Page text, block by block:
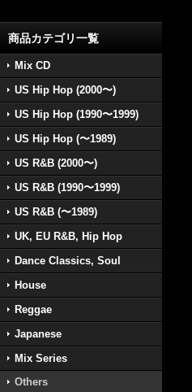
商品カテゴリ一覧
Mix CD
US Hip Hop (2000〜)
US Hip Hop (1990〜1999)
US Hip Hop (〜1989)
US R&B (2000〜)
US R&B (1990〜1999)
US R&B (〜1989)
UK, EU R&B, Hip Hop
Dance Classics, Soul
House
Reggae
Japanese
Mix Series
Others